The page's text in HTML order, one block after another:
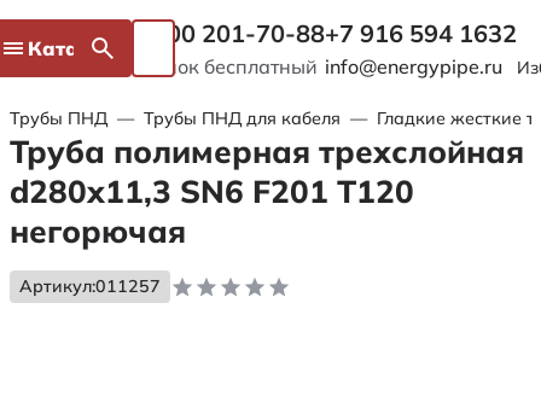
Каталог 8 800 201-70-88
Звонок бесплатный
+7 916 594 1632
info@energypipe.ru
Трубы ПНД — Трубы ПНД для кабеля — Гладкие жесткие
Труба полимерная трехслойная
d280х11,3 SN6 F201 Т120
негорючая
Артикул:011257